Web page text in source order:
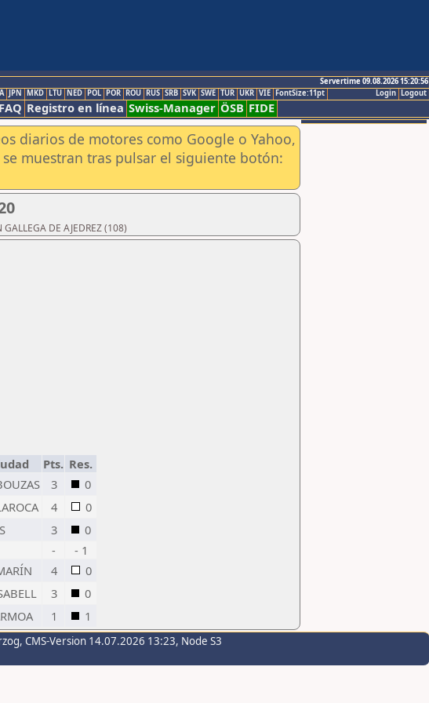
Servertime 09.08.2026 15:20:56
Logout
Login
JPN MKD LTU NED POL POR ROU RUS SRB SVK SWE TUR UKR VIE FontSize:11pt
FAQ Registro en línea Swiss-Manager ÖSB FIDE
diarios de motores como Google o Yahoo,
muestran tras pulsar el siguiente botón:
DE AJEDREZ (108)
Pts. Res.
3
0
4
0
3
0
-
- 1
4
0
3
0
1 1
, CMS-Version 14.07.2026 13:23, Node S3